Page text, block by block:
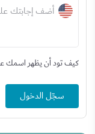
أضف إجابتك
كيف تود أن يظهر اسمك
سجّل الدخول